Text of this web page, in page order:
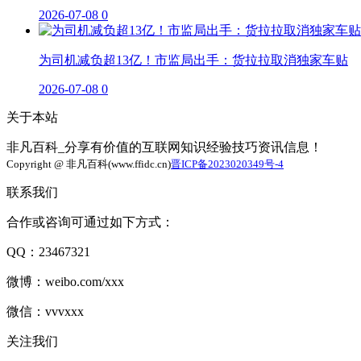
2026-07-08 0
为司机减负超13亿！市监局出手：货拉拉取消独家车贴
2026-07-08 0
关于本站
非凡百科_分享有价值的互联网知识经验技巧资讯信息！
Copyright @ 非凡百科(www.ffidc.cn)晋ICP备2023020349号-4
联系我们
合作或咨询可通过如下方式：
QQ：23467321
微博：weibo.com/xxx
微信：vvvxxx
关注我们